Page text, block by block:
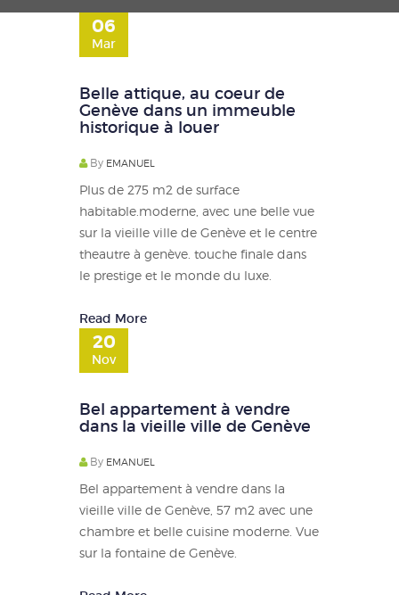
06
Mar
Belle attique, au coeur de
Genève dans un immeuble
historique à louer
By EMANUEL
Plus de 275 m2 de surface
habitable.moderne, avec une belle vue
sur la vieille ville de Genève et le centre
theautre à genève. touche finale dans
le prestige et le monde du luxe.
Read More
20
Nov
Bel appartement à vendre
dans la vieille ville de Genève
By EMANUEL
Bel appartement à vendre dans la
vieille ville de Genève, 57 m2 avec une
chambre et belle cuisine moderne. Vue
sur la fontaine de Genève.